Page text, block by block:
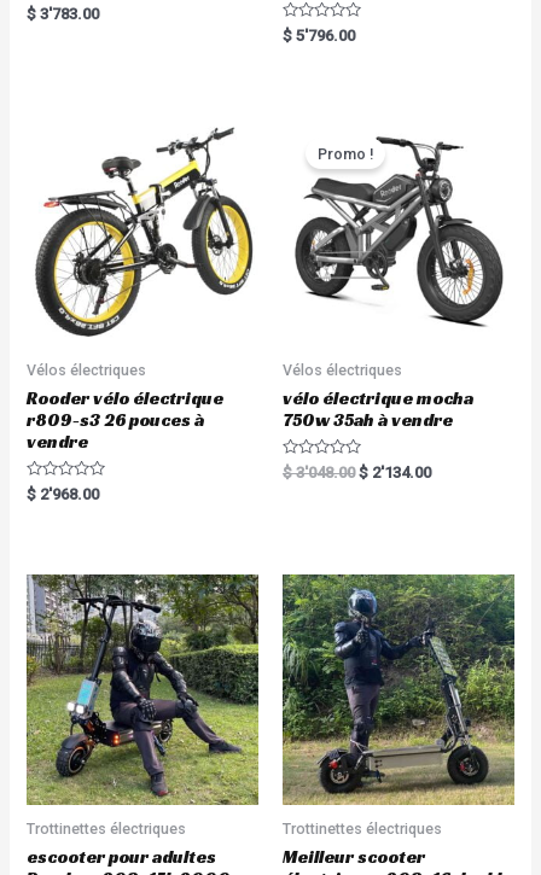
R
a
$ 3'783.00
R
a
$ 5'796.00
Vélos électriques
Rooder vélo électrique
r809-s3 26 pouces à
vendre
R
a
o
u
t
o
f
5
$ 2'968.00
Promo !
Vélos électriques
vélo électrique mocha
750w 35ah à vendre
R
a
t
o
f
5
$3'048.00 $ 2'134.00
Trottinettes électriques
escooter pour adultes
Trottinettes électriques
Meilleur scooter